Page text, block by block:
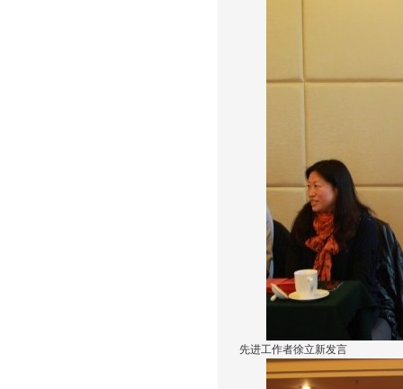
先进工作者徐立新发言